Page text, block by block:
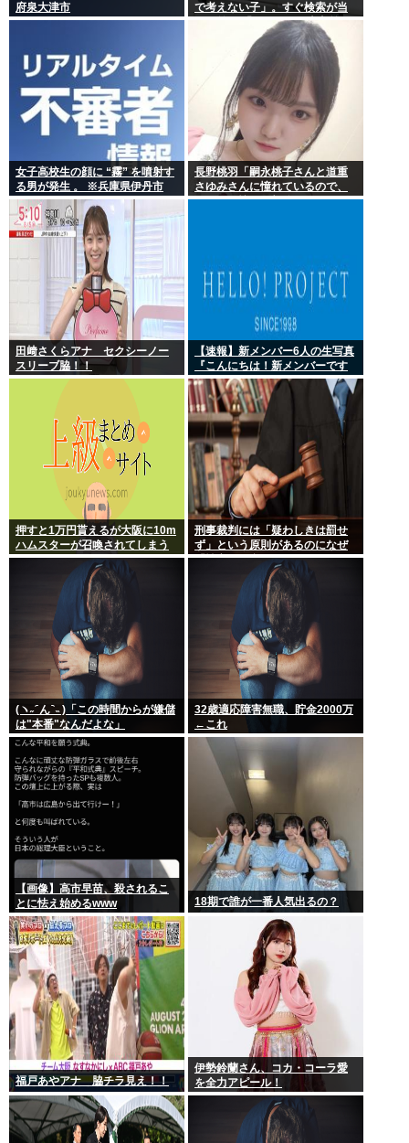
府泉大津市
で考えない子」。すぐ検索が当
たり前に 「タイパ」至上主義
女子高校生の顔に “霧” を噴射す
る男が発生 。 ※兵庫県伊丹市
長野桃羽「嗣永桃子さんと道重
さゆみさんに憧れているので、
ふたりの憧れの部分をぎゅっと
田﨑さくらアナ セクシーノー
スリーブ脇！！
【速報】新メンバー6人の生写真
『こんにちは！新メンバーです
☆』
押すと1万円貰えるが大阪に10m
ハムスターが召喚されてしまう
ボタン
刑事裁判には「疑わしきは罰せ
ず」という原則があるのになぜ
「性交の同意がなかった」とい
う確かめようが無いもので有罪
になるの？
(ヽ˶ ᷇ ん ᷆ ˵ )「この時間からが嫌儲
は"本番"なんだよな」
32歳適応障害無職、貯金2000万
←これ
【画像】高市早苗、殺されるこ
とに怯え始めるwww
18期で誰が一番人気出るの？
福戸あやアナ 脇チラ見え！！
伊勢鈴蘭さん、コカ・コーラ愛
を全力アピール！